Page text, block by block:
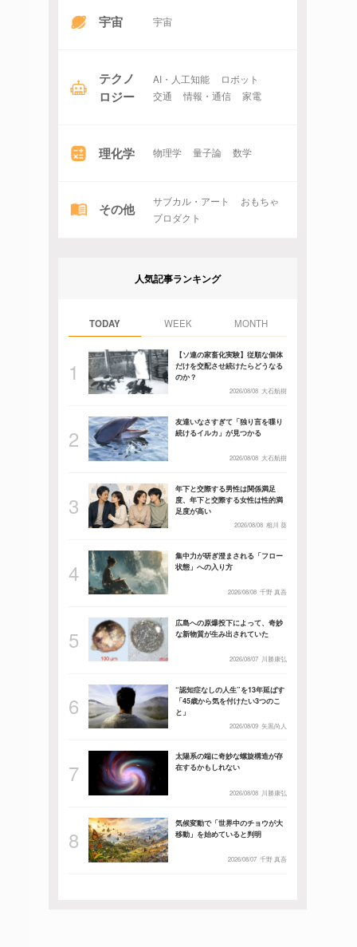
宇宙 宇宙
テクノ
ロジー
AI・人工知能
ロボット
交通
情報・通信 家電
理化学 物理学 量子論 数学
その他 サブカル・アート
おもちゃ
プロダクト
人気記事ランキング
TODAY WEEK MONTH
【ソ連の家畜化実験】従順な個体
だけを交配させ続けたらどうなる
のか？
2026/08/08 大石航樹
友達いなさすぎて「独り言を喋り
続けるイルカ」が見つかる
2026/08/08 大石航樹
年下と交際する男性は関係満足
度、年下と交際する女性は性的満
足度が高い
2026/08/08 相川 葵
集中力が研ぎ澄まされる「フロー
状態」への入り方
2026/08/08 千野 真吾
広島への原爆投下によって、奇妙
な新物質が生み出されていた
2026/08/07 川勝康弘
“認知症なしの人生”を13年延ばす
「45歳から気を付けたい3つのこ
と」
2026/08/09 矢黒尚人
太陽系の端に奇妙な螺旋構造が存
在するかもしれない
2026/08/08 川勝康弘
気候変動で「世界中のチョウが大
移動」を始めていると判明
2026/08/07 千野 真吾